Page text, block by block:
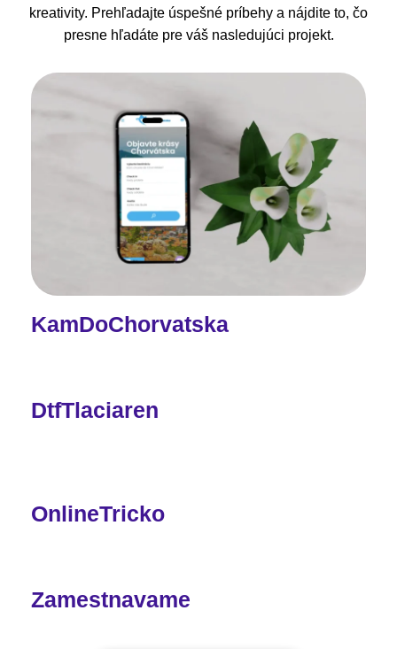
kreativity. Prehľadajte úspešné príbehy a nájdite to, čo
presne hľadáte pre váš nasledujúci projekt.
KamDoChorvatska
DtfTlaciaren
OnlineTricko
Zamestnavame